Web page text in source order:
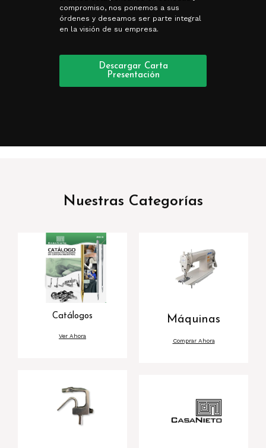
compromiso, nos ponemos a sus
órdenes y deseamos ser parte integral
en la visión de su empresa.
Descargar Carta
Presentación
Nuestras Categorías
Catálogos
Ver Ahora
Máquinas
Comprar Ahora